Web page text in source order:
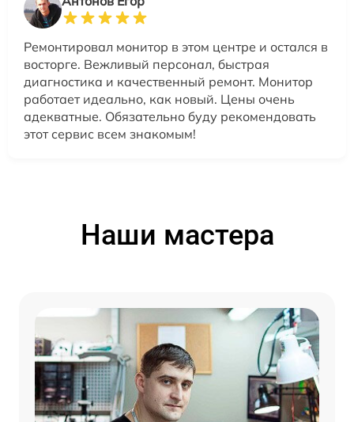
Ремонтировал монитор в этом центре и остался в
восторге. Вежливый персонал, быстрая
диагностика и качественный ремонт. Монитор
работает идеально, как новый. Цены очень
адекватные. Обязательно буду рекомендовать
этот сервис всем знакомым!
Наши мастера